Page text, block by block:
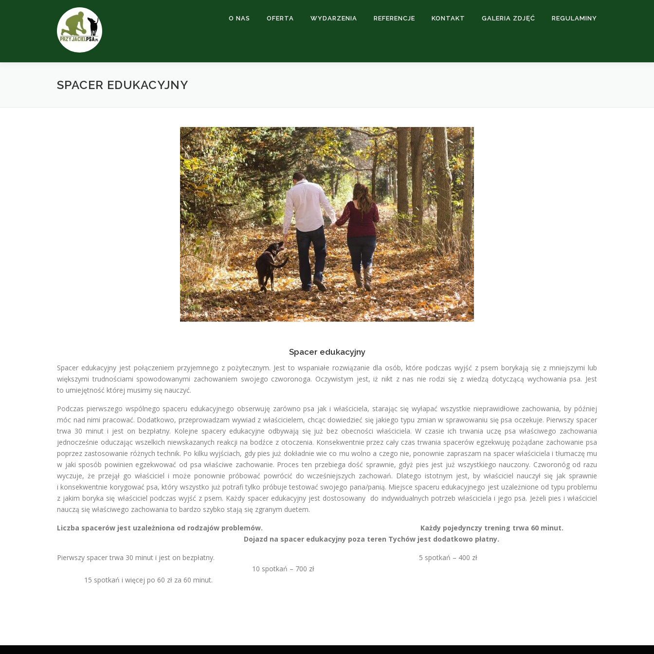
O NAS OFERTA WYDARZENIA REFERENCJE KONTAKT GALERIA ZDJĘĆ REGULAMINY
SPACER EDUKACYJNY
Spacer edukacyjny
Spacer edukacyjny jest połączeniem przyjemnego z pożytecznym. Jest to wspaniałe rozwiązanie dla osób, które podczas wyjść z psem borykają się z mniejszymi lub
większymi trudnościami spowodowanymi zachowaniem swojego czworonoga. Oczywistym jest, iż nikt z nas nie rodzi się z wiedzą dotyczącą wychowania psa. Jest
to umiejętność której musimy się nauczyć.
Podczas pierwszego wspólnego spaceru edukacyjnego obserwuję zarówno psa jak i właściciela, starając się wyłapać wszystkie nieprawidłowe zachowania, by później
móc nad nimi pracować. Dodatkowo, przeprowadzam wywiad z właścicielem, chcąc dowiedzieć się jakiego typu zmian w sprawowaniu się psa oczekuje. Pierwszy spacer
trwa 30 minut i jest on bezpłatny. Kolejne spacery edukacyjne odbywają się już bez obecności właściciela. W czasie ich trwania uczę psa właściwego zachowania
jednocześnie oduczając wszelkich niewskazanych reakcji na bodźce z otoczenia. Konsekwentnie przez cały czas trwania spacerów egzekwuję pożądane zachowanie psa
poprzez zastosowanie różnych technik. Po kilku wyjściach, gdy pies już dokładnie wie co mu wolno a czego nie, ponownie zapraszam na spacer właściciela i tłumaczę mu
w jaki sposób powinien egzekwować od psa właściwe zachowanie. Proces ten przebiega dość sprawnie, gdyż pies jest już wszystkiego nauczony. Czworonóg od razu
wyczuje, że przejął go właściciel i może ponownie próbować powrócić do wcześniejszych zachowań. Dlatego istotnym jest, by właściciel nauczył się jak sprawnie
i konsekwentnie korygować psa, który wszystko już potrafi tylko próbuje testować swojego pana/panią. Miejsce spaceru edukacyjnego jest uzależnione od typu problemu
z jakim boryka się właściciel podczas wyjść z psem. Każdy spacer edukacyjny jest dostosowany do indywidualnych potrzeb właściciela i jego psa. Jeżeli pies i właściciel
nauczą się właściwego zachowania to bardzo szybko stają się zgranym duetem.
Liczba spacerów jest uzależniona od rodzajów problemów. Każdy pojedynczy trening trwa 60 minut.
Dojazd na spacer edukacyjny poza teren Tychów jest dodatkowo płatny.
Pierwszy spacer trwa 30 minut i jest on bezpłatny. 5 spotkań – 400 zł
10 spotkań – 700 zł
15 spotkań i więcej po 60 zł za 60 minut.